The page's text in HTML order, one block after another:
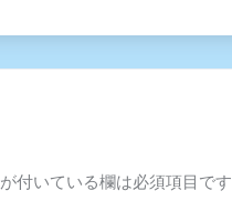
が付いている欄は必須項目です